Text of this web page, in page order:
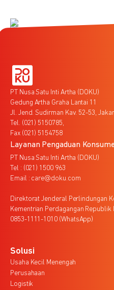
PT Nusa Satu Inti Artha (DOKU)
Gedung Artha Graha Lantai 11
Jl. Jend. Sudirman Kav. 52-53,
Tel. (021) 5150785,
Fax (021) 5154758
Layanan Pengaduan
PT Nusa Satu Inti Artha (DOKU)
Tel : (021) 1500 963
Email : care@doku.com
Direktorat Jenderal Perlindungan
Kementrian Perdagangan Republik
0853-1111-1010 (WhatsApp)
Solusi
Usaha Kecil Menengah
Perusahaan
Logistik